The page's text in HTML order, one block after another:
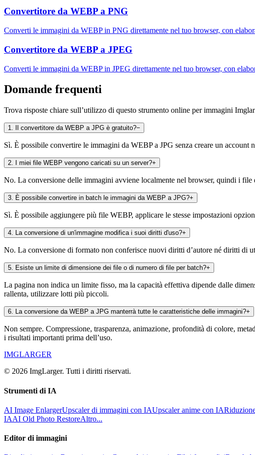
Convertitore da WEBP a PNG
Converti le immagini da WEBP in PNG direttamente nel tuo browser, con
Convertitore da WEBP a JPEG
Converti le immagini da WEBP in JPEG direttamente nel tuo browser, con
Domande frequenti
Trova risposte chiare sull’utilizzo di questo strumento online per immagini
1. Il convertitore da WEBP a JPG è gratuito?−
Sì. È possibile convertire le immagini da WEBP a JPG senza creare un account
2. I miei file WEBP vengono caricati su un server?+
No. La conversione delle immagini avviene localmente nel browser, quindi i
3. È possibile convertire in batch le immagini da WEBP a JPG?+
Sì. È possibile aggiungere più file WEBP, applicare le stesse impostazioni
4. La conversione di un'immagine modifica i suoi diritti d'uso?+
No. La conversione di formato non conferisce nuovi diritti d’autore né diritti di
5. Esiste un limite di dimensione dei file o di numero di file per batch?+
La pagina non indica un limite fisso, ma la capacità effettiva dipende dalle
rallenta, utilizzare lotti più piccoli.
6. La conversione da WEBP a JPG manterrà tutte le caratteristiche delle immagini?+
Non sempre. Compressione, trasparenza, animazione, profondità di colore,
i risultati importanti prima dell’uso.
IMGLARGER
© 2026 ImgLarger. Tutti i diritti riservati.
Strumenti di IA
AI Image EnlargerUpscaler di immagini con IAUpscaler anime con IA
IAAI Old Photo RestoreAltro...
Editor di immagini